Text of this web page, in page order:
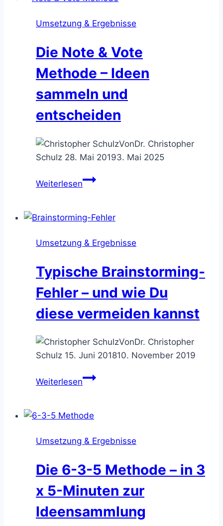
Umsetzung & Ergebnisse
Die Note & Vote
Methode – Ideen
sammeln und
entscheiden
VonDr. Christopher
Schulz 28. Mai 20193. Mai 2025
WeiterlesenDie
Vote
–
sammeln
entscheiden
Umsetzung & Ergebnisse
Typische Brainstorming-
Fehler – und wie Du
diese vermeiden kannst
VonDr. Christopher
Schulz 15. Juni 201810. November 2019
WeiterlesenTypische
–
wie
diese
vermeiden
kannst
Umsetzung & Ergebnisse
Die 6-3-5 Methode – in 3
x 5-Minuten zur
Ideensammlung